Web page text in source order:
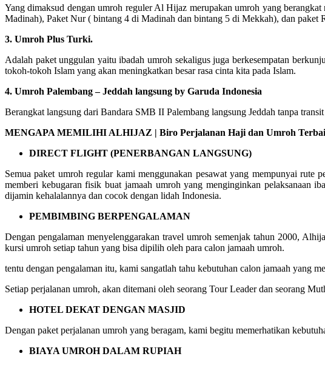
Yang dimaksud dengan umroh reguler Al Hijaz merupakan umroh yang
Madinah), Paket Nur ( bintang 4 di Madinah dan bintang 5 di Mekkah), dan
3. Umroh Plus Turki.
Adalah paket unggulan yaitu ibadah umroh sekaligus juga berkesempatan
tokoh-tokoh Islam yang akan meningkatkan besar rasa cinta kita pada Islam.
4. Umroh Palembang – Jeddah langsung by Garuda Indonesia
Berangkat langsung dari Bandara SMB II Palembang langsung Jeddah tanpa
MENGAPA MEMILIHI ALHIJAZ | Biro Perjalanan Haji dan Umroh
DIRECT FLIGHT (PENERBANGAN LANGSUNG)
Semua paket umroh regular kami menggunakan pesawat yang mempunyai
memberi kebugaran fisik buat jamaah umroh yang menginginkan pelaksanaan
dijamin kehalalannya dan cocok dengan lidah Indonesia.
PEMBIMBING BERPENGALAMAN
Dengan pengalaman menyelenggarakan travel umroh semenjak tahun 2000,
kursi umroh setiap tahun yang bisa dipilih oleh para calon jamaah umroh.
tentu dengan pengalaman itu, kami sangatlah tahu kebutuhan calon jamaah yang
Setiap perjalanan umroh, akan ditemani oleh seorang Tour Leader dan seorang
HOTEL DEKAT DENGAN MASJID
Dengan paket perjalanan umroh yang beragam, kami begitu memerhatikan
BIAYA UMROH DALAM RUPIAH